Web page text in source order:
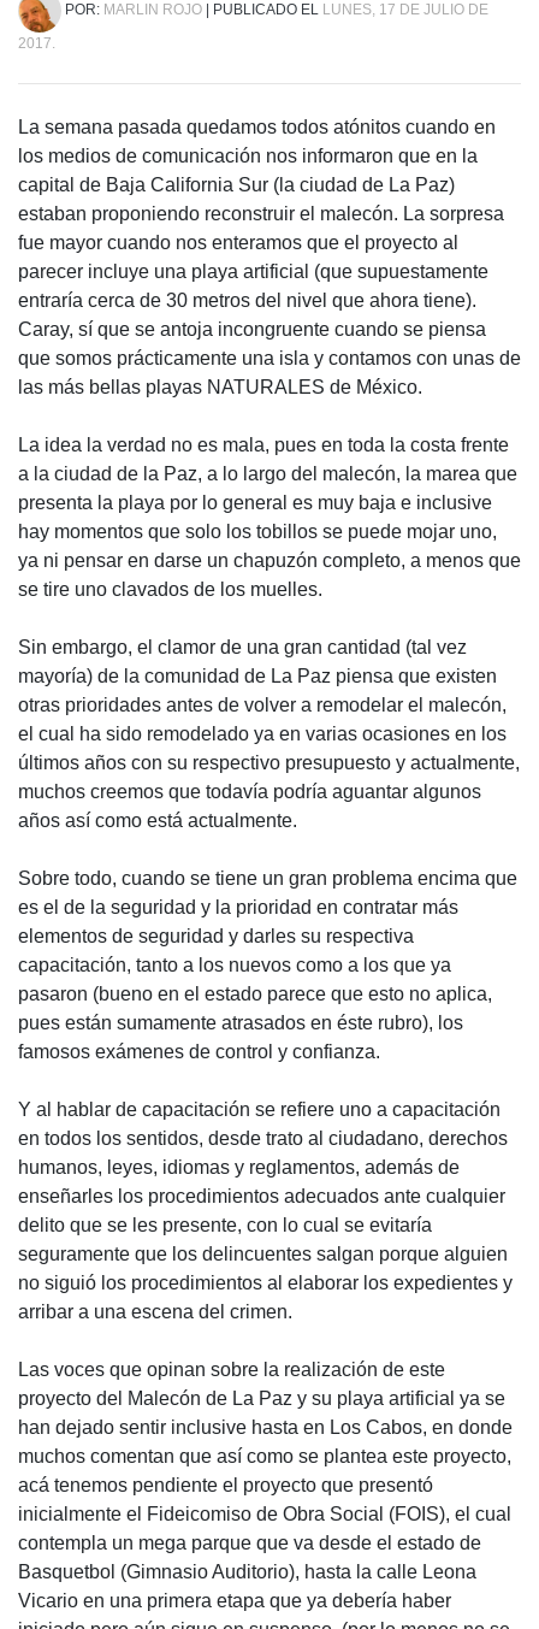
POR: MARLIN ROJO | PUBLICADO EL LUNES, 17 DE JULIO DE
2017.
La semana pasada quedamos todos atónitos cuando en
los medios de comunicación nos informaron que en la
capital de Baja California Sur (la ciudad de La Paz)
estaban proponiendo reconstruir el malecón. La sorpresa
fue mayor cuando nos enteramos que el proyecto al
parecer incluye una playa artificial (que supuestamente
entraría cerca de 30 metros del nivel que ahora tiene).
Caray, sí que se antoja incongruente cuando se piensa
que somos prácticamente una isla y contamos con unas de
las más bellas playas NATURALES de México.
La idea la verdad no es mala, pues en toda la costa frente
a la ciudad de la Paz, a lo largo del malecón, la marea que
presenta la playa por lo general es muy baja e inclusive
hay momentos que solo los tobillos se puede mojar uno,
ya ni pensar en darse un chapuzón completo, a menos que
se tire uno clavados de los muelles.
Sin embargo, el clamor de una gran cantidad (tal vez
mayoría) de la comunidad de La Paz piensa que existen
otras prioridades antes de volver a remodelar el malecón,
el cual ha sido remodelado ya en varias ocasiones en los
últimos años con su respectivo presupuesto y actualmente,
muchos creemos que todavía podría aguantar algunos
años así como está actualmente.
Sobre todo, cuando se tiene un gran problema encima que
es el de la seguridad y la prioridad en contratar más
elementos de seguridad y darles su respectiva
capacitación, tanto a los nuevos como a los que ya
pasaron (bueno en el estado parece que esto no aplica,
pues están sumamente atrasados en éste rubro), los
famosos exámenes de control y confianza.
Y al hablar de capacitación se refiere uno a capacitación
en todos los sentidos, desde trato al ciudadano, derechos
humanos, leyes, idiomas y reglamentos, además de
enseñarles los procedimientos adecuados ante cualquier
delito que se les presente, con lo cual se evitaría
seguramente que los delincuentes salgan porque alguien
no siguió los procedimientos al elaborar los expedientes y
arribar a una escena del crimen.
Las voces que opinan sobre la realización de este
proyecto del Malecón de La Paz y su playa artificial ya se
han dejado sentir inclusive hasta en Los Cabos, en donde
muchos comentan que así como se plantea este proyecto,
acá tenemos pendiente el proyecto que presentó
inicialmente el Fideicomiso de Obra Social (FOIS), el cual
contempla un mega parque que va desde el estado de
Basquetbol (Gimnasio Auditorio), hasta la calle Leona
Vicario en una primera etapa que ya debería haber